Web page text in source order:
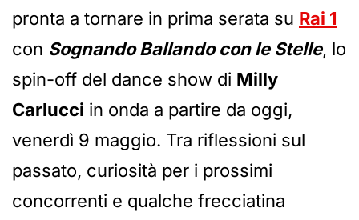
pronta a tornare in prima serata su Rai 1
con Sognando Ballando con le Stelle, lo
spin-off del dance show di Milly
Carlucci in onda a partire da oggi,
venerdì 9 maggio. Tra riflessioni sul
passato, curiosità per i prossimi
concorrenti e qualche frecciatina